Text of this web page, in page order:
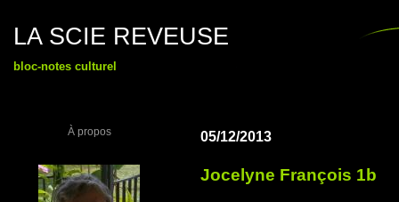
LA SCIE REVEUSE
bloc-notes culturel
À propos 05/12/2013
Jocelyne François 1b